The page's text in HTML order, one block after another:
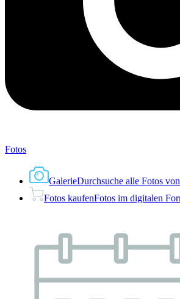
Fotos
GalerieDurchsuche alle Fotos
Fotos kaufenFotos im digitalen